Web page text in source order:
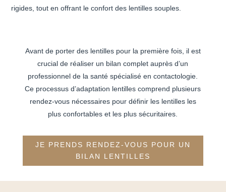
rigides, tout en offrant le confort des lentilles souples.
Avant de porter des lentilles pour la première fois, il est
crucial de réaliser un bilan complet auprès d’un
professionnel de la santé spécialisé en contactologie.
Ce processus d’adaptation lentilles comprend plusieurs
rendez-vous nécessaires pour définir les lentilles les
plus confortables et les plus sécuritaires.
JE PRENDS RENDEZ-VOUS POUR UN
BILAN LENTILLES